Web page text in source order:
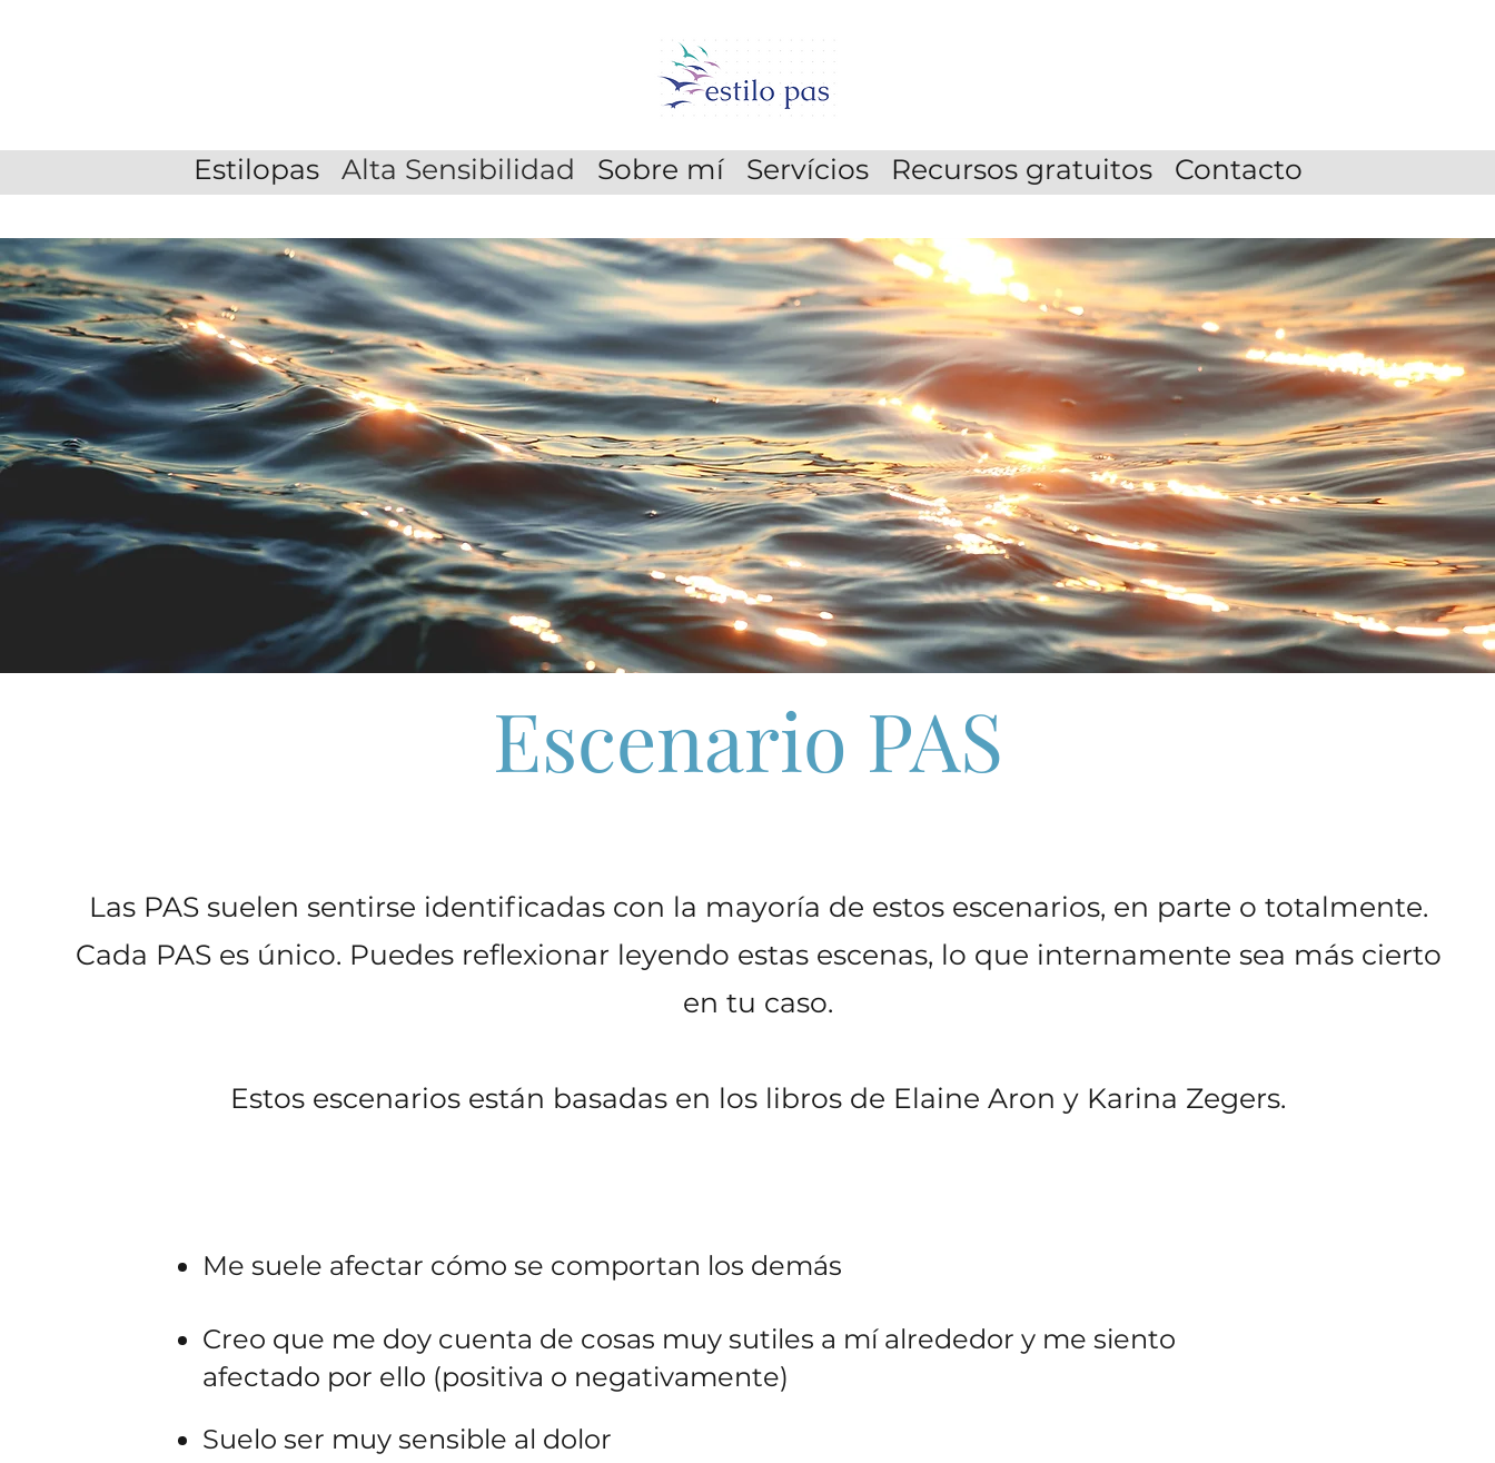
Estilopas Alta Sensibilidad Sobre mí Servícios Recursos gratuitos Contacto
Escenario PAS
Las PAS suelen sentirse identificadas con la mayoría de estos escenarios, en parte o totalmente.
Cada PAS es único. Puedes reflexionar leyendo estas escenas, lo que internamente sea más cierto
en tu caso.
Estos escenarios están basadas en los libros de Elaine Aron y Karina Zegers.
Me suele afectar cómo se comportan los demás
Creo que me doy cuenta de cosas muy sutiles a mí alrededor y me siento
afectado por ello (positiva o negativamente)
Suelo ser muy sensible al dolor